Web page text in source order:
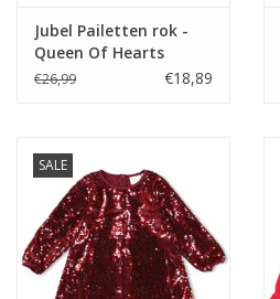
Jubel Pailetten rok -
Queen Of Hearts
Antraciet
€26,99 €18,89
SALE